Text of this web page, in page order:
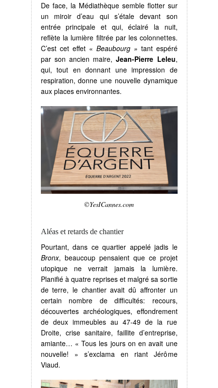
De face, la Médiathèque semble flotter sur
un miroir d’eau qui s’étale devant son
entrée principale et qui, éclairé la nuit,
reflète la lumière filtrée par les colonnettes.
C’est cet effet « Beaubourg » tant espéré
par son ancien maire,Jean-Pierre Leleu,
qui, tout en donnant une impression de
respiration, donne une nouvelle dynamique
aux places environnantes.
©YesICannes.com
Aléas et retards de chantier
Pourtant, dans ce quartier appelé jadis le
Bronx, beaucoup pensaient que ce projet
utopique ne verrait jamais la lumière.
Planifié à quatre reprises et malgré sa sortie
de terre, le chantier avait dû affronter un
certain nombre de difficultés: recours,
découvertes archéologiques, effondrement
de deux immeubles au 47-49 de la rue
Droite, crise sanitaire, faillite d’entreprise,
amiante… « Tous les jours on en avait une
nouvelle! » s’exclama en riant Jérôme
Viaud.